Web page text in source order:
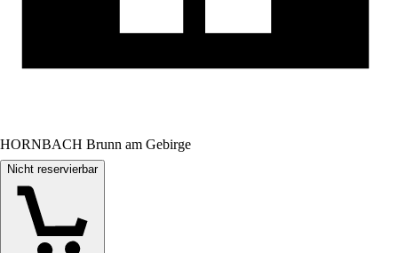
HORNBACH Brunn am Gebirge
Nicht reservierbar